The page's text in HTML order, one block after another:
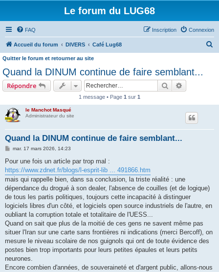
Le forum du LUG68
FAQ Connexion
Inscription
Accueil du forum DIVERS Café Lug68
Quitter le forum et retourner au site
Quand la DINUM continue de faire semblant...
Répondre Rechercher
1 message • Page 1 sur 1
le Manchot Masqué
Administrateur du site
Quand la DINUM continue de faire semblant...
M
s
a
g
e
mar. 17 mars 2026, 14:23
Pour une fois un article par trop mal :
https://www.zdnet.fr/blogs/l-esprit-lib ... 491866.htm
mais qui rappelle bien, dans sa conclusion, la triste réalité : une
dépendance du drogué à son dealer, l'absence de couilles (et de logique)
de tous les partis politiques, toujours cette incapacité à distinguer
logiciels libres d'un côté, et logiciels open source industriels de l'autre, en
oubliant la corruption totale et totalitaire de l'UESS...
Quand on sait que plus de la moitié de ces gens ne savent même pas
situer l'Iran sur une carte sans frontières ni indications (merci Bercoff), on
mesure le niveau scolaire de nos guignols qui ont de toute évidence des
postes bien trop importants pour leurs petites épaules et leurs petits
neurones.
Encore combien d'années, de souveraineté et d'argent public, allons-nous